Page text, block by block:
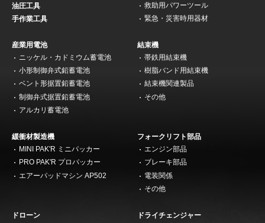
油圧工具
手作業工具
救助用パワーツール
緊急・災害時用器材
産業用電池
ニッケル・カドミウム蓄電池
小形制御弁式鉛蓄電池
ベント形据置鉛蓄電池
制御弁式据置鉛蓄電池
アルカリ蓄電池
結束機
帯鉄用結束機
樹脂バンド用結束機
結束機関連製品
その他
緩衝材製造機
MINI PAK'R ミニパッカー
PRO PAK'R プロパッカー
エアーパッドマシン AP502
フォークリフト部品
エンジン部品
ブレーキ部品
電装関係
その他
ドローン
ドライチェンジャー